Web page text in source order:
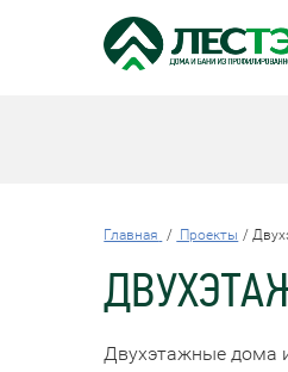
Главная Проекты
Двухэтажные дома